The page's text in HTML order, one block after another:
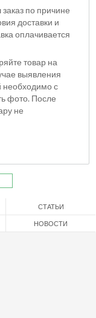
по причине
доставки и
оплачивается
товар на
выявления
необходимо с
фото. После
не
СТАТЬИ
НОВОСТИ